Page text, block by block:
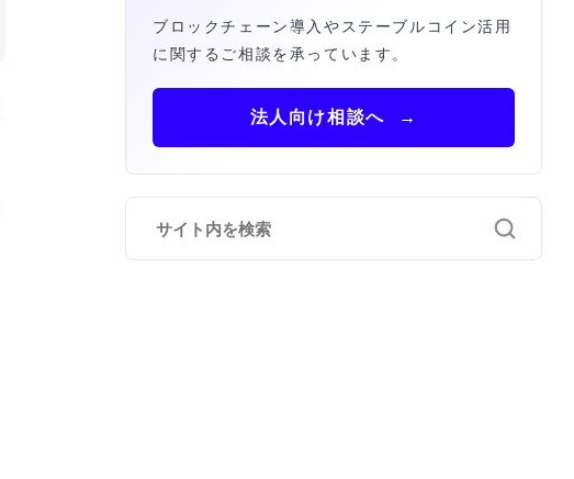
ブロックチェーン導入やステーブルコイン活用
に関するご相談を承っています。
法人向け相談へ